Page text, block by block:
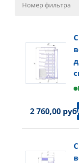
2 760,00 руб.